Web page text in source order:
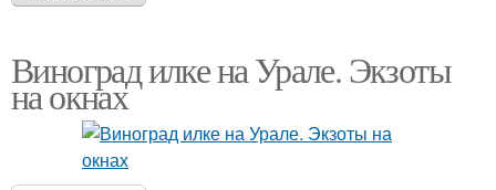
Виноград илке на Урале. Экзоты
на окнах